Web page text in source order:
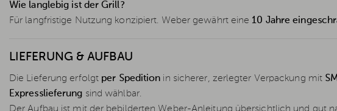
Wie langlebig ist der Grill?
Für langfristige Nutzung konzipiert. Weber gewährt eine 10 Jahre
LIEFERUNG & AUFBAU
Die Lieferung erfolgt per Spedition in sicherer, zerlegter Verpackung mit
Expresslieferung sind wählbar.